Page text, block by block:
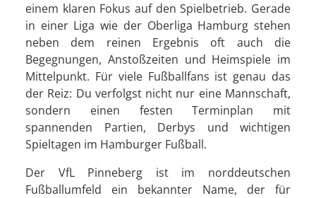
einem klaren Fokus auf den Spielbetrieb. Gerade
in einer Liga wie der Oberliga Hamburg stehen
neben dem reinen Ergebnis oft auch die
Begegnungen, Anstoßzeiten und Heimspiele im
Mittelpunkt. Für viele Fußballfans ist genau das
der Reiz: Du verfolgst nicht nur eine Mannschaft,
sondern einen festen Terminplan mit
spannenden Partien, Derbys und wichtigen
Spieltagen im Hamburger Fußball.
Der VfL Pinneberg ist im norddeutschen
Fußballumfeld ein bekannter Name, der für